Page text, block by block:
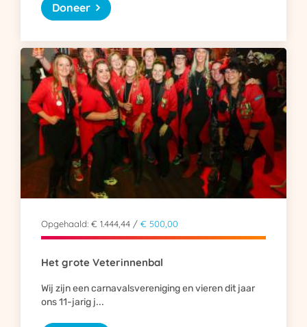
Doneer
Opgehaald: € 1.444,44 / € 500,00
Het grote Veterinnenbal
Wij zijn een carnavalsvereniging en vieren dit jaar
ons 11-jarig j...